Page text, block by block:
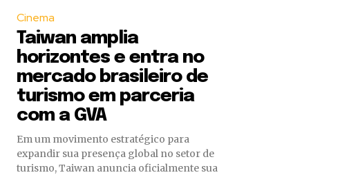
Cinema
Taiwan amplia
horizontes e entra no
mercado brasileiro de
turismo em parceria
com a GVA
Em um movimento estratégico para
expandir sua presença global no setor de
turismo, Taiwan anuncia oficialmente sua